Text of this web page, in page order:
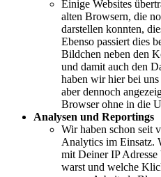
Einige Websites
alten Browsern, die
darstellen konnten,
Ebenso passiert dies
Bildchen neben den
und damit auch den
haben wir hier bei
aber dennoch
Browser ohne in die
Analysen und Reportings
Wir haben schon seit
Analytics im Einsatz.
mit Deiner IP
warst und welche